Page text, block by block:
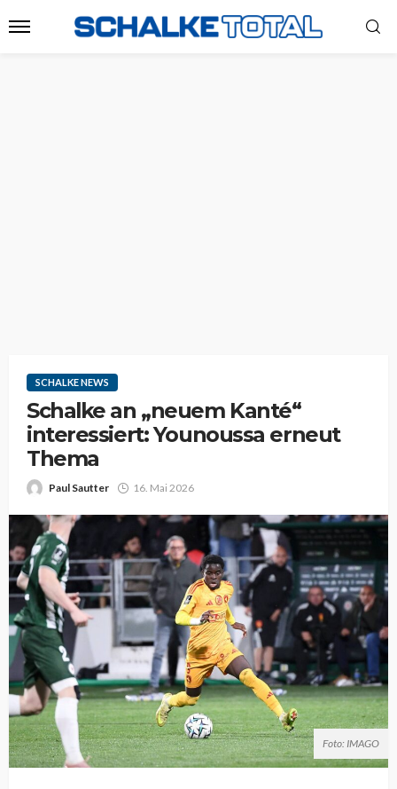
SCHALKE NEWS
Schalke an „neuem Kanté“
interessiert: Younoussa erneut
Thema
Paul Sautter 16. Mai 2026
Foto: IMAGO